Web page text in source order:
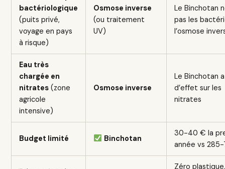
bactériologique
(puits privé,
voyage en pays
à risque)
Osmose inverse
(ou traitement
UV)
Le Binchotan
pas les
l’osmose
Eau très
chargée en
nitrates (zone
agricole
intensive)
Osmose inverse
Le Binchotan
d’effet sur les
nitrates
Budget limité Binchotan
30-40 € la
année vs
Zéro